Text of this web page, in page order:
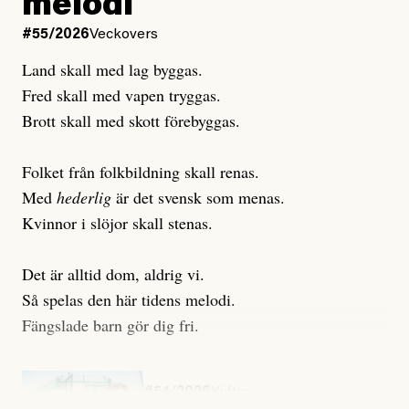
Uppdaterad7 August, 2026
melodi
#55/2026Veckovers
Land skall med lag byggas.
Fred skall med vapen tryggas.
Brott skall med skott förebyggas.
Folket från folkbildning skall renas.
Med hederlig är det svensk som menas.
Kvinnor i slöjor skall stenas.
Det är alltid dom, aldrig vi.
Så spelas den här tidens melodi.
Fängslade barn gör dig fri.